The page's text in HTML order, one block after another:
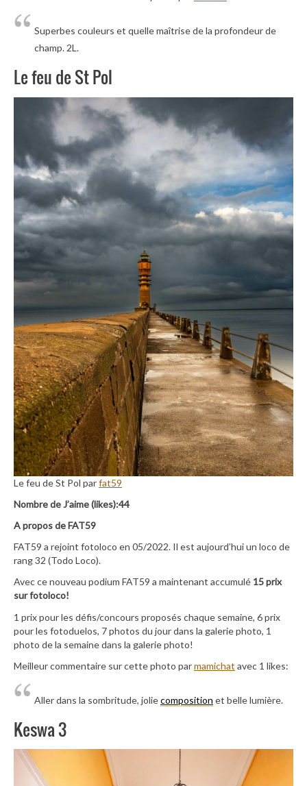
Superbes couleurs et quelle maîtrise de la profondeur de
champ. 2L.
Le feu de St Pol
Le feu de St Pol parfat59
Nombre de J’aime (likes):44
A propos de FAT59
FAT59 a rejoint fotoloco en 05/2022. Il est aujourd’hui un loco de
rang 32 (Todo Loco).
Avec ce nouveau podium FAT59 a maintenant accumulé 15 prix
sur fotoloco!
1 prix pour les défis/concours proposés chaque semaine, 6 prix
pour les fotoduelos, 7 photos du jour dans la galerie photo, 1
photo de la semaine dans la galerie photo!
Meilleur commentaire sur cette photo parmamichat avec 1 likes:
Aller dans la sombritude, joliecomposition et belle lumière.
Keswa 3